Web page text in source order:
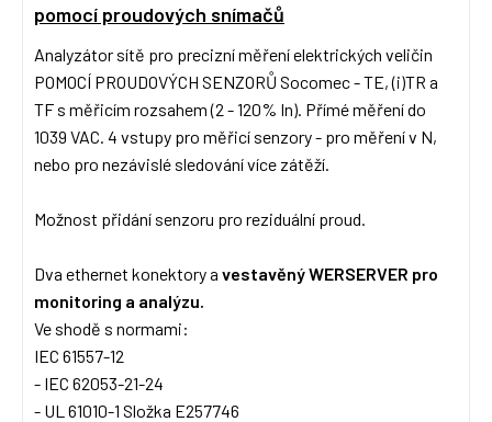
pomocí proudových snímačů
Analyzátor sítě pro precizní měření elektrických veličin
POMOCÍ PROUDOVÝCH SENZORŮ Socomec - TE, (i)TR a
TF s měřicím rozsahem (2 - 120% In). Přímé měření do
1039 VAC. 4 vstupy pro měřicí senzory - pro měření v N,
nebo pro nezávislé sledování více zátěží.
Možnost přidání senzoru pro reziduální proud.
Dva ethernet konektory a vestavěný WERSERVER pro
monitoring a analýzu.
Ve shodě s normami:
IEC 61557-12
- IEC 62053-21-24
- UL 61010-1 Složka E257746